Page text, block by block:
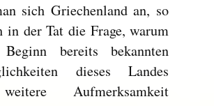
sich Griechenland an, so
in der Tat die Frage, warum
bereits bekannten
dieses Landes
Aufmerksamkeit